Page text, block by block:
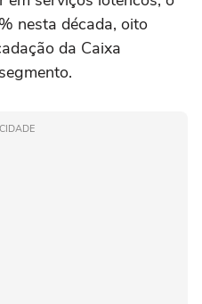
nesta década, oito
da Caixa